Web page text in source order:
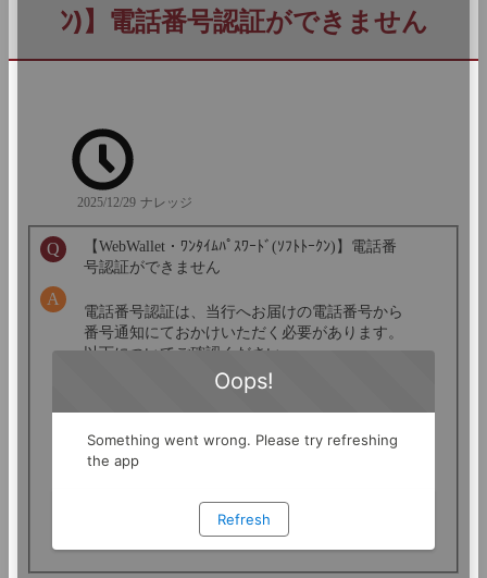
ﾝ)】電話番号認証ができません
2025/12/29 ナレッジ
【WebWallet・ﾜﾝﾀｲﾑﾊﾟｽﾜｰﾄﾞ(ｿﾌﾄﾄｰｸﾝ)】電話番
号認証ができません
電話番号認証は、当行へお届けの電話番号から
番号通知にておかけいただく必要があります。
以下についてご確認ください。
・トークン発行画面上に表示されているご登録
・電話発信が「非通知」でないこと
※海外からはご利用いただけません。
なお、電話番号変更は、こちらをご確認くださ
https://shizuokabank.my.site.com/faq/s/article/answ